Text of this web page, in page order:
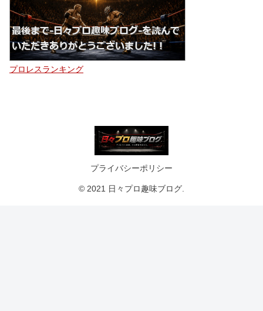
プロレスランキング
プライバシーポリシー
© 2021 日々プロ趣味ブログ.